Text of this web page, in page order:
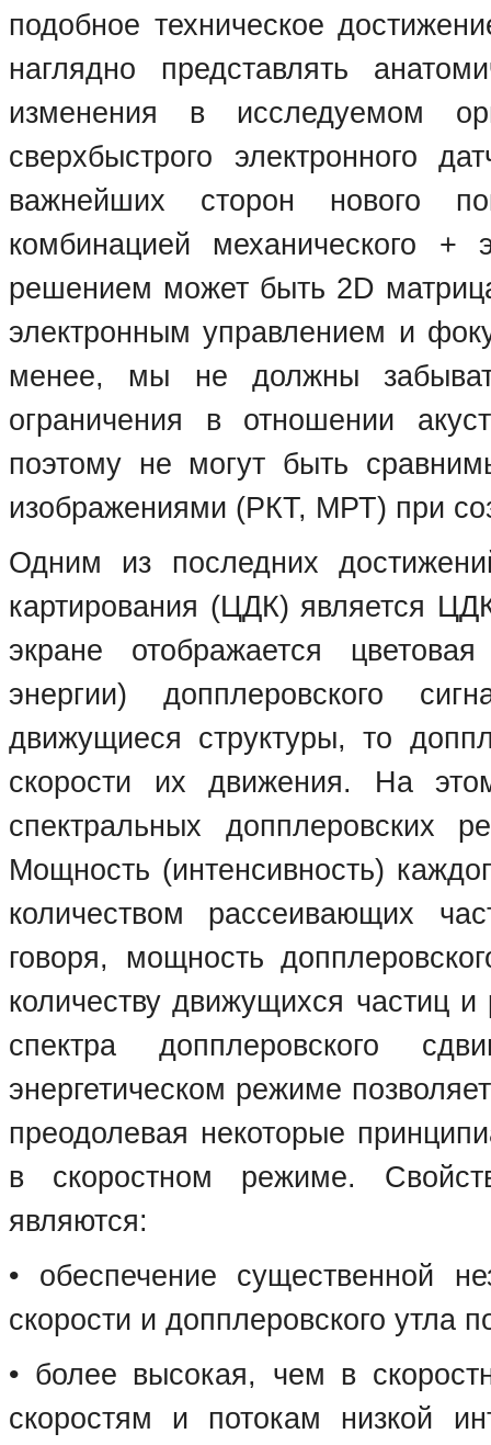
подобное техническое
наглядно представлять
изменения в исследуемом
сверхбыстрого электронного
важнейших сторон нового
комбинацией механического +
решением может быть 2D
электронным управлением и
менее, мы не должны
ограничения в отношении
поэтому не могут быть
изображениями (РКТ, МРТ) при
Одним из последних
картирования (ЦДК) является
экране отображается
энергии) допплеровского
движущиеся структуры, то
скорости их движения. На
спектральных
Мощность (интенсивность)
количеством рассеивающих
говоря, мощность
количеству движущихся частиц
спектра допплеровского
энергетическом режиме
преодолевая некоторые
в скоростном режиме.
являются:
• обеспечение существенной
скорости и допплеровского утла
• более высокая, чем в
скоростям и потокам низкой